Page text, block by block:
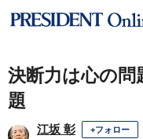
決断力は心の
題
江坂 彰 +フォロー